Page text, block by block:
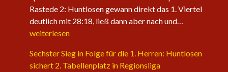
Rastede 2: Huntlosen gewann direkt das 1. Viertel
deutlich mit 28:18, ließ dann aber nach und…
der
weiterlesen
Sechster Sieg in Folge für die 1. Herren: Huntlosen
sichert 2. Tabellenplatz in Regionsliga